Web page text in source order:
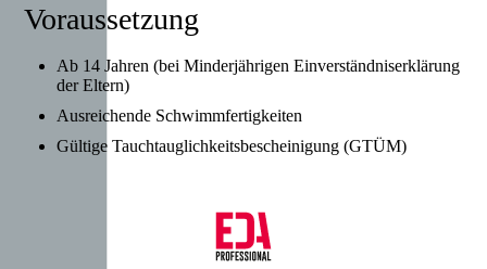
Voraussetzung
Ab 14 Jahren (bei Minderjährigen Einverständniserklärung
der Eltern)
Ausreichende Schwimmfertigkeiten
Gültige Tauchtauglichkeitsbescheinigung (GTÜM)